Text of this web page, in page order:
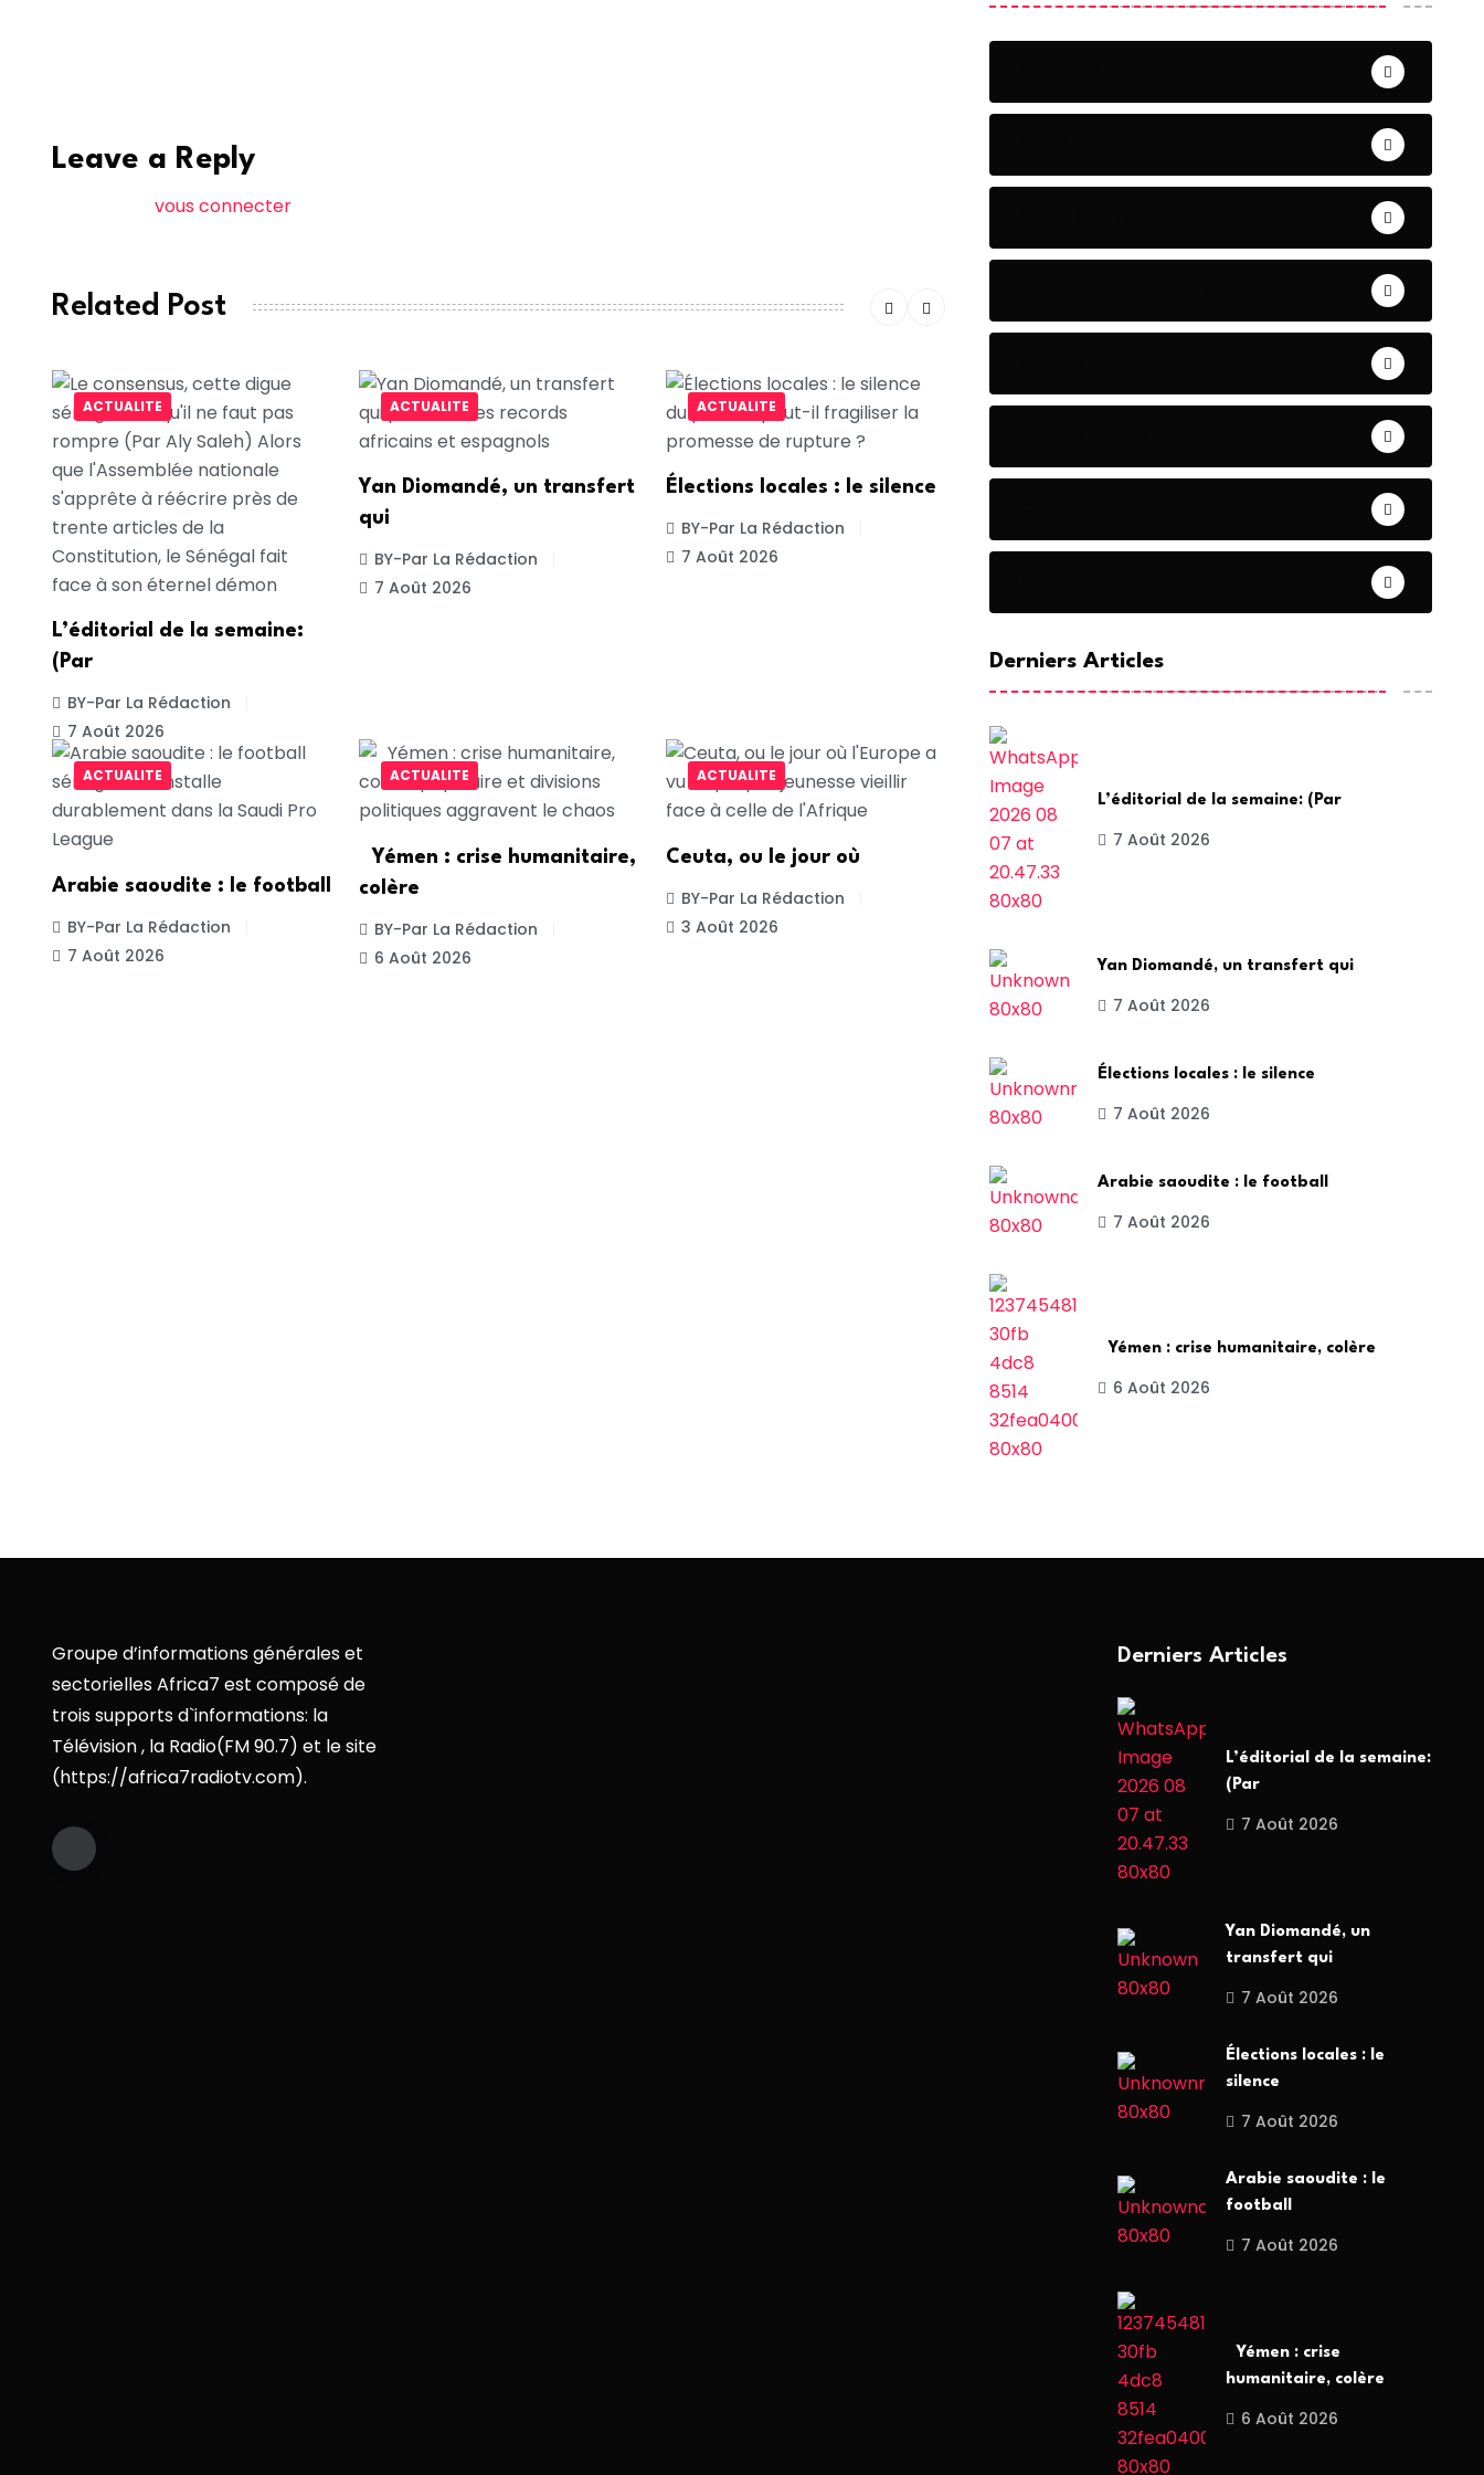
Leave a Reply
vous connecter
Related Post
ACTUALITE
L’éditorial de la semaine:
(Par
BY-Par La Rédaction
7 Août 2026
ACTUALITE
Yan Diomandé, un transfert
qui
BY-Par La Rédaction
7 Août 2026
ACTUALITE
Élections locales : le silence
BY-Par La Rédaction
7 Août 2026
ACTUALITE
Arabie saoudite : le football
BY-Par La Rédaction
7 Août 2026
ACTUALITE
Yémen : crise humanitaire,
colère
BY-Par La Rédaction
6 Août 2026
ACTUALITE
Ceuta, ou le jour où
BY-Par La Rédaction
3 Août 2026
Derniers Articles
L’éditorial de la semaine: (Par
7 Août 2026
Yan Diomandé, un transfert qui
7 Août 2026
Élections locales : le silence
7 Août 2026
Arabie saoudite : le football
7 Août 2026
Yémen : crise humanitaire, colère
6 Août 2026
Groupe d’informations générales et
sectorielles Africa7 est composé de
trois supports d`informations: la
Télévision , la Radio(FM 90.7) et le site
(https://africa7radiotv.com).
Derniers Articles
L’éditorial de la semaine:
(Par
7 Août 2026
Yan Diomandé, un
transfert qui
7 Août 2026
Élections locales : le
silence
7 Août 2026
Arabie saoudite : le
football
7 Août 2026
Yémen : crise
humanitaire, colère
6 Août 2026